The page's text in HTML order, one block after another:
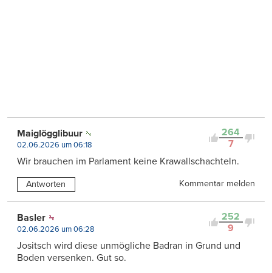
264
7
Maiglögglibuur
02.06.2026 um 06:18
Wir brauchen im Parlament keine Krawallschachteln.
Antworten Kommentar melden
252
9
Basler
02.06.2026 um 06:28
Jositsch wird diese unmögliche Badran in Grund und
Boden versenken. Gut so.